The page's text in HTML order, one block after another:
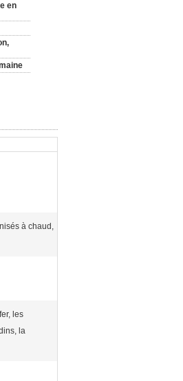
en
à chaud,
les
la